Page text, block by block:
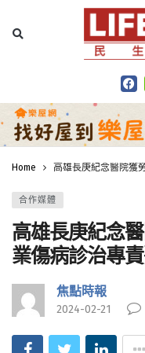
Home 高雄長庚紀念醫院獲
合作媒體
高雄長庚紀念
業傷病診治專
焦點時報
2024-02-21